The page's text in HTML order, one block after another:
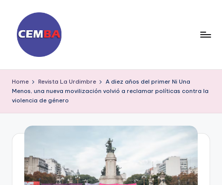
content
ia
ri
o
C
M
B
Home Revista La Urdimbre
A diez años del primer Ni Una
Menos, una nueva movilización volvió a reclamar políticas contra la
violencia de género